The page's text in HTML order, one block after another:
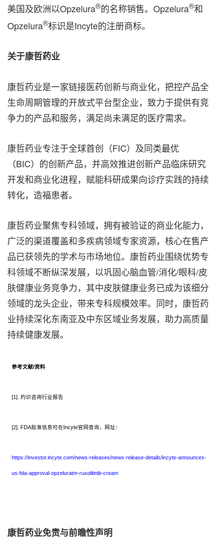
美国及欧洲以Opzelura®的名称销售。Opzelura®和
Opzelura®标识是Incyte的注册商标。
关于康哲药业
康哲药业是一家链接医药创新与商业化，把控产品全
生命周期管理的开放式平台型企业，致力于提供有竞
争力的产品和服务，满足尚未满足的医疗需求。
康哲药业专注于全球首创（FIC）及同类最优
（BIC）的创新产品，并高效推进创新产品临床研究
开发和商业化进程，赋能科研成果向诊疗实践的持续
转化，造福患者。
康哲药业聚焦专科领域，拥有被验证的商业化能力，
广泛的渠道覆盖和多疾病领域专家资源，核心在售产
品已获领先的学术与市场地位。康哲药业围绕优势专
科领域不断纵深发展，以巩固心脑血管/消化/眼科/皮
肤健康业务竞争力，其中皮肤健康业务已成为该细分
领域的龙头企业，带来专科规模效率。同时，康哲药
业持续深化东南亚及中东区域业务发展，助力高质量
持续健康发展。
参考文献/资料
[1]. 灼识咨询行业报告
[2]. FDA批准信息可在Incyte官网查询，网址：
https://investor.incyte.com/news-releases/news-release-details/incyte-announces-
us-fda-approval-opzeluratm-ruxolitinib-cream
康哲药业免责与前瞻性声明